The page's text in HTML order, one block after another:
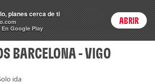
Precios enPeso
ARSCambiar moneda
Login
BARCELONA - VIGO
ida
planes cerca de ti
Google Play
ABRIR